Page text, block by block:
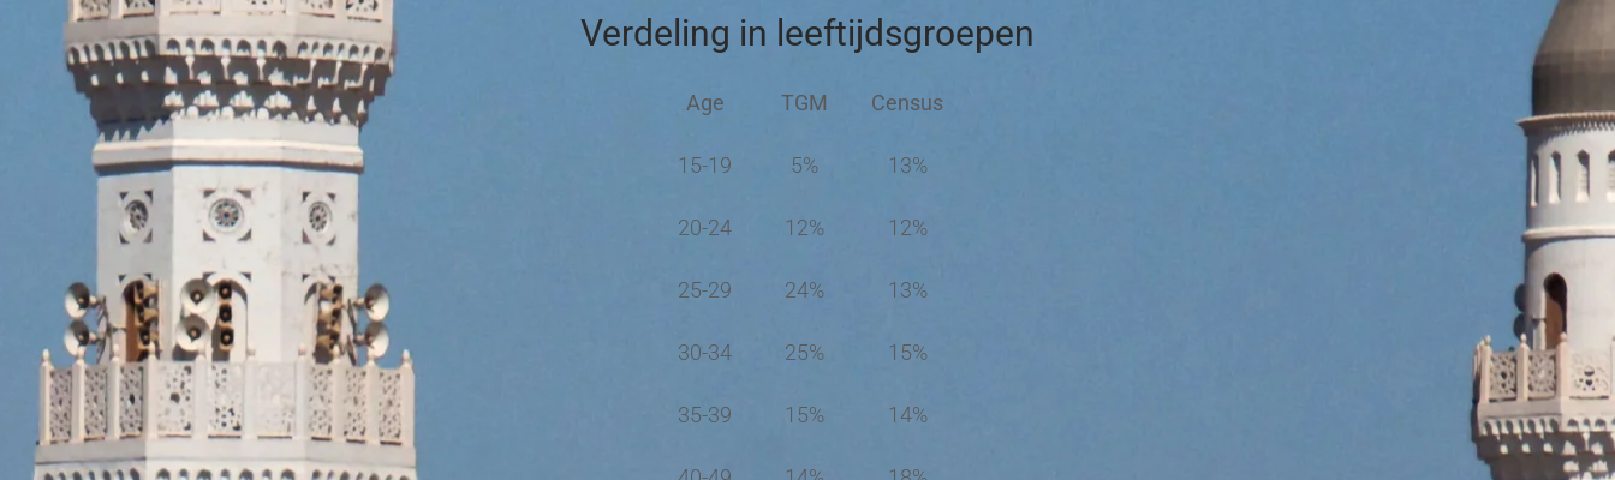
Verdeling in leeftijdsgroepen
Age TGM Census
15-19 5% 13%
20-24 12% 12%
25-29 24% 13%
30-34 25% 15%
35-39 15% 14%